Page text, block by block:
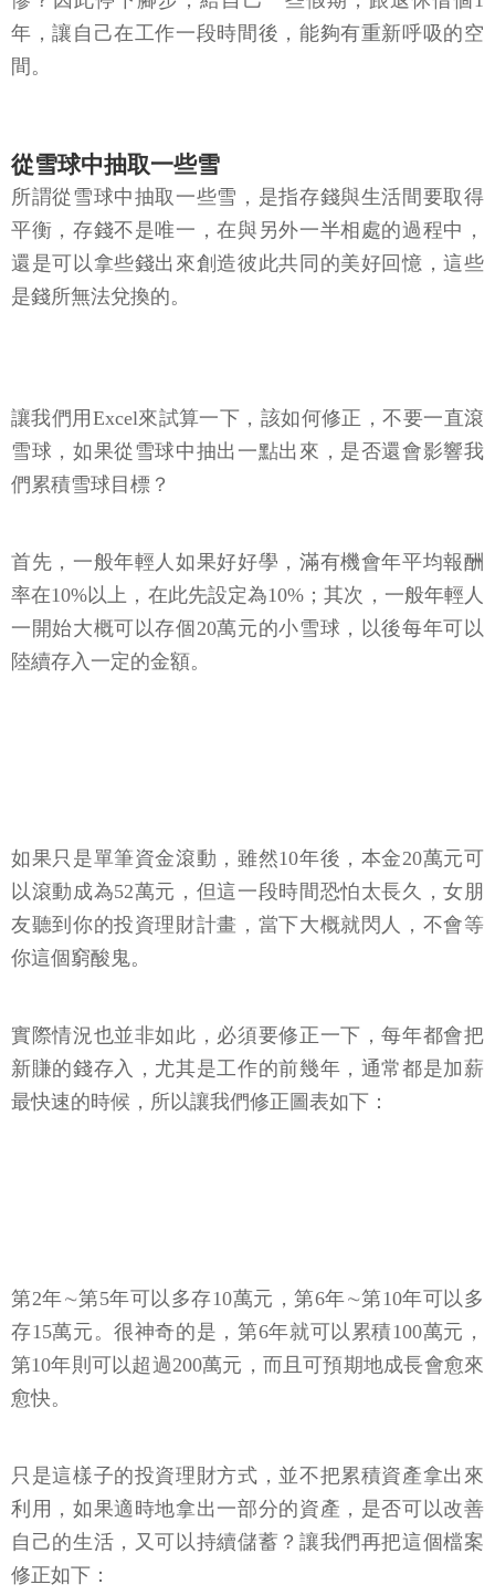
年，讓自己在工作一段時間後，能夠有重新呼吸的空
間。
從雪球中抽取一些雪
所謂從雪球中抽取一些雪，是指存錢與生活間要取得
平衡，存錢不是唯一，在與另外一半相處的過程中，
還是可以拿些錢出來創造彼此共同的美好回憶，這些
是錢所無法兌換的。
讓我們用Excel來試算一下，該如何修正，不要一直滾
雪球，如果從雪球中抽出一點出來，是否還會影響我
們累積雪球目標？
首先，一般年輕人如果好好學，滿有機會年平均報酬
率在10%以上，在此先設定為10%；其次，一般年輕人
一開始大概可以存個20萬元的小雪球，以後每年可以
陸續存入一定的金額。
如果只是單筆資金滾動，雖然10年後，本金20萬元可
以滾動成為52萬元，但這一段時間恐怕太長久，女朋
友聽到你的投資理財計畫，當下大概就閃人，不會等
你這個窮酸鬼。
實際情況也並非如此，必須要修正一下，每年都會把
新賺的錢存入，尤其是工作的前幾年，通常都是加薪
最快速的時候，所以讓我們修正圖表如下：
第2年∼第5年可以多存10萬元，第6年∼第10年可以多
存15萬元。很神奇的是，第6年就可以累積100萬元，
第10年則可以超過200萬元，而且可預期地成長會愈來
愈快。
只是這樣子的投資理財方式，並不把累積資產拿出來
利用，如果適時地拿出一部分的資產，是否可以改善
自己的生活，又可以持續儲蓄？讓我們再把這個檔案
修正如下：